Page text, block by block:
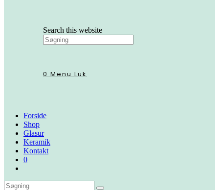
Search this website
0 Menu Luk
Forside
Shop
Glasur
Keramik
Kontakt
0